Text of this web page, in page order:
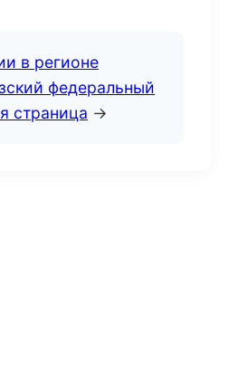
в регионе
федеральный
страница →